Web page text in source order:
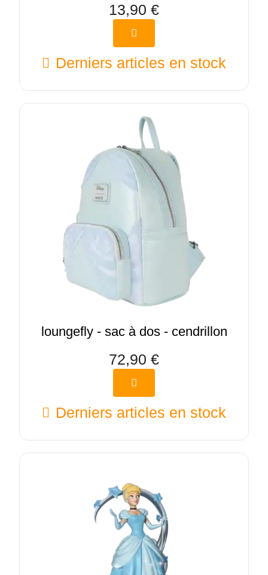
13,90 €
Derniers articles en stock
loungefly - sac à dos - cendrillon
72,90 €
Derniers articles en stock